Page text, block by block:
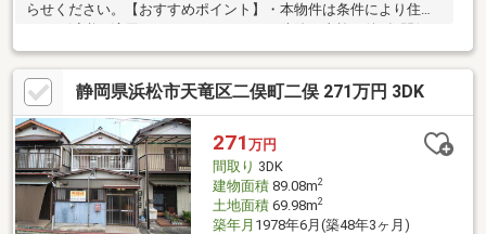
らせください。【おすすめポイント】・本物件は条件により住宅
証・お客様に合わせたローンの組み方や金融機関をご提案。【周
辺施設】・豊岡南小学校1100ｍ（徒歩14分）・豊岡南中学校1300
ｍ（徒歩17分/自転車6分）・ベイシアフードセンター 磐田豊岡店
様2100ｍ（徒歩27分/車5分）・セブン-イレブン 磐田下野部店様
1600ｍ（徒歩20分/車4分）・白梅豊岡病院2100ｍ（車5分）・遠
鉄バス上神増停留所まで6
静岡県浜松市天竜区二俣町二俣 271万円 3DK
271 万円
間取り 3DK
建物面積89.08m2
土地面積69.98m2
築年月 1978年6月(築48年3ヶ月)